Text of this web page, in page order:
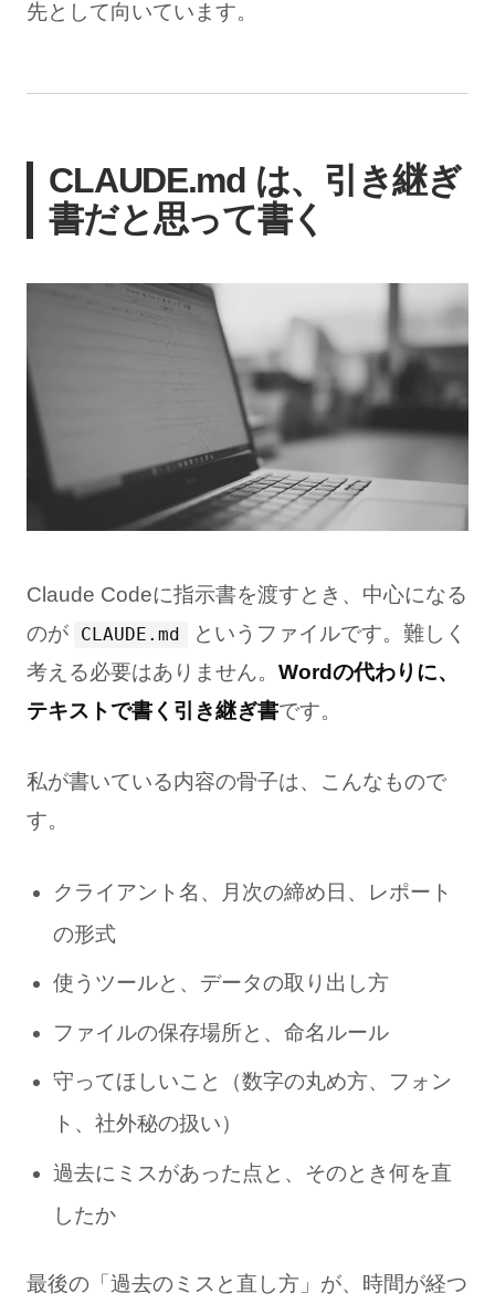
先として向いています。
CLAUDE.md は、引き継ぎ
書だと思って書く
Claude Codeに指示書を渡すとき、中心になる
のが
CLAUDE.md
というファイルです。難しく
考える必要はありません。 Wordの代わりに、
テキストで書く引き継ぎ書です。
私が書いている内容の骨子は、こんなもので
す。
クライアント名、月次の締め日、レポート
の形式
使うツールと、データの取り出し方
ファイルの保存場所と、命名ルール
守ってほしいこと（数字の丸め方、フォン
ト、社外秘の扱い）
過去にミスがあった点と、そのとき何を直
したか
最後の「過去のミスと直し方」が、時間が経つ